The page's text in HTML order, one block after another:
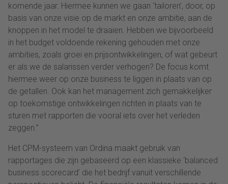
komende jaar. Hiermee kunnen we gaan ‘tailoren’, door, op
basis van onze visie op de markt en onze ambitie, aan de
knoppen in het model te draaien. Hebben we bijvoorbeeld
in het budget voldoende rekening gehouden met onze
ambities, zoals groei en prijsontwikkelingen, of wat gebeurt
er als we de salarissen verder verhogen? De focus komt
hiermee weer op onze business te liggen in plaats van op
de getallen. Ook kan het management zich gemakkelijker
op toekomstige ontwikkelingen richten in plaats van te
sturen met rapporten die vooral iets over het verleden
zeggen.”
Het CPM-systeem van Ordina maakt gebruik van
rapportages die zijn gebaseerd op een klassieke ‘balanced
business scorecard’ die het bedrijf vanuit verschillende